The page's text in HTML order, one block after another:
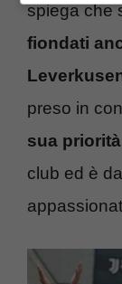
spiega che
fiondati
preso in
sua
club ed è